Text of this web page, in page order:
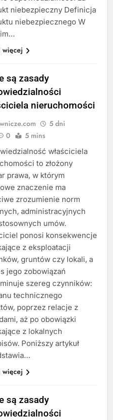
niebezpieczny Definicja
niebezpiecznego W
więcej
są zasady
nieruchomości
5 dni
0 5 mins
właściciela
to złożony
prawa, w którym
znaczenie ma
zrozumienie norm
administracyjnych
umów.
ponosi konsekwencje
z eksploatacji
gruntów czy lokali, a
jego zobowiązań
szereg czynników:
technicznego
poprzez relacje z
aż po obowiązki
z lokalnych
Poniższy artykuł
więcej
są zasady